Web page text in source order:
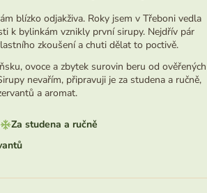
blízko odjakživa. Roky jsem v Třeboni vedla
k bylinkám vznikly první sirupy. Nejdřív pár
zkoušení a chuti dělat to poctivě.
ovoce a zbytek surovin beru od ověřených
nevařím, připravuji je za studena a ručně,
a aromat.
Za studena a ručně